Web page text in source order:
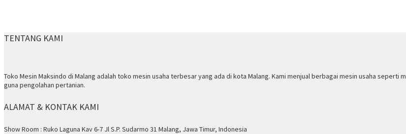
TENTANG KAMI
Toko Mesin Maksindo di Malang adalah toko mesin usaha terbesar yang ada di kota Malang. Kami menjual berbagai mesin usaha
guna pengolahan pertanian.
ALAMAT & KONTAK KAMI
Show Room : Ruko Laguna Kav 6-7 Jl S.P. Sudarmo 31 Malang, Jawa Timur, Indonesia